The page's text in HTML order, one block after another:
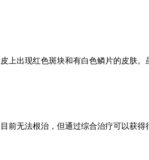
上出现红色斑块和有白色鳞片的皮肤。
前无法根治，但通过综合治疗可以获得